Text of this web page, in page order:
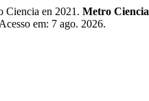
Ciencia en 2021. Metro Ciencia
em: 7 ago. 2026.